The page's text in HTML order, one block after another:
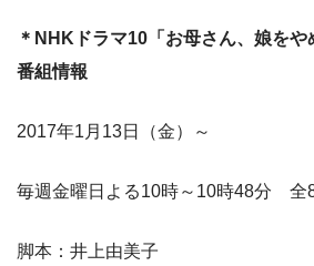
＊NHKドラマ10「お母さん、娘をや
番組情報
2017年1月13日（金）～
毎週金曜日よる10時～10時48分 全
脚本：井上由美子